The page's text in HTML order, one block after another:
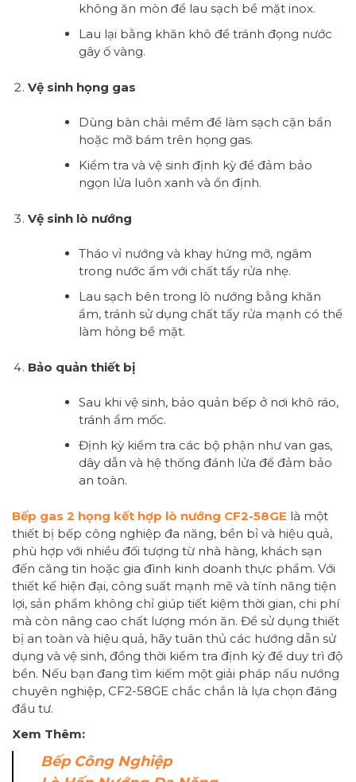
không ăn mòn để lau sạch bề mặt inox.
Lau lại bằng khăn khô để tránh đọng nước
gây ố vàng.
Vệ sinh họng gas
Dùng bàn chải mềm để làm sạch cặn bẩn
hoặc mỡ bám trên họng gas.
Kiểm tra và vệ sinh định kỳ để đảm bảo
ngọn lửa luôn xanh và ổn định.
Vệ sinh lò nướng
Tháo vỉ nướng và khay hứng mỡ, ngâm
trong nước ấm với chất tẩy rửa nhẹ.
Lau sạch bên trong lò nướng bằng khăn
ẩm, tránh sử dụng chất tẩy rửa mạnh có thể
làm hỏng bề mặt.
Bảo quản thiết bị
Sau khi vệ sinh, bảo quản bếp ở nơi khô ráo,
tránh ẩm mốc.
Định kỳ kiểm tra các bộ phận như van gas,
dây dẫn và hệ thống đánh lửa để đảm bảo
an toàn.
Bếp gas 2 họng kết hợp lò nướng CF2-58GE là một
thiết bị bếp công nghiệp đa năng, bền bỉ và hiệu quả,
phù hợp với nhiều đối tượng từ nhà hàng, khách sạn
đến căng tin hoặc gia đình kinh doanh thực phẩm. Với
thiết kế hiện đại, công suất mạnh mẽ và tính năng tiện
lợi, sản phẩm không chỉ giúp tiết kiệm thời gian, chi phí
mà còn nâng cao chất lượng món ăn. Để sử dụng thiết
bị an toàn và hiệu quả, hãy tuân thủ các hướng dẫn sử
dụng và vệ sinh, đồng thời kiểm tra định kỳ để duy trì độ
bền. Nếu bạn đang tìm kiếm một giải pháp nấu nướng
chuyên nghiệp, CF2-58GE chắc chắn là lựa chọn đáng
đầu tư.
Xem Thêm:
Bếp Công Nghiệp